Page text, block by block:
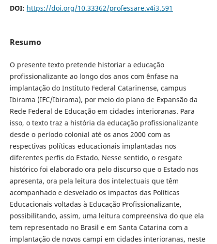
DOI: https://doi.org/10.33362/professare.v4i3.591
Resumo
O presente texto pretende historiar a educação
profissionalizante ao longo dos anos com ênfase na
implantação do Instituto Federal Catarinense, campus
Ibirama (IFC/Ibirama), por meio do plano de Expansão da
Rede Federal de Educação em cidades interioranas. Para
isso, o texto traz a história da educação profissionalizante
desde o período colonial até os anos 2000 com as
respectivas políticas educacionais implantadas nos
diferentes perfis do Estado. Nesse sentido, o resgate
histórico foi elaborado ora pelo discurso que o Estado nos
apresenta, ora pela leitura dos intelectuais que têm
acompanhado e desvelado os impactos das Políticas
Educacionais voltadas à Educação Profissionalizante,
possibilitando, assim, uma leitura compreensiva do que ela
tem representado no Brasil e em Santa Catarina com a
implantação de novos campi em cidades interioranas, neste